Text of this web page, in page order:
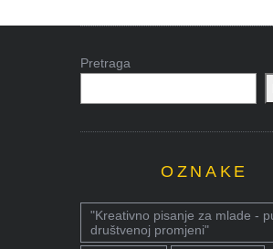
Pretraga
OZNAKE
"Kreativno pisanje za mlade -
društvenoj promjeni"